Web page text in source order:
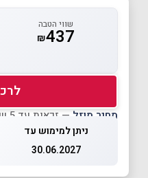
שווי הטבה
₪437
מחיר מוזל — זכאות עד 5 שוברים לחודש קלנדרי
ניתן למימוש עד
30.06.2027